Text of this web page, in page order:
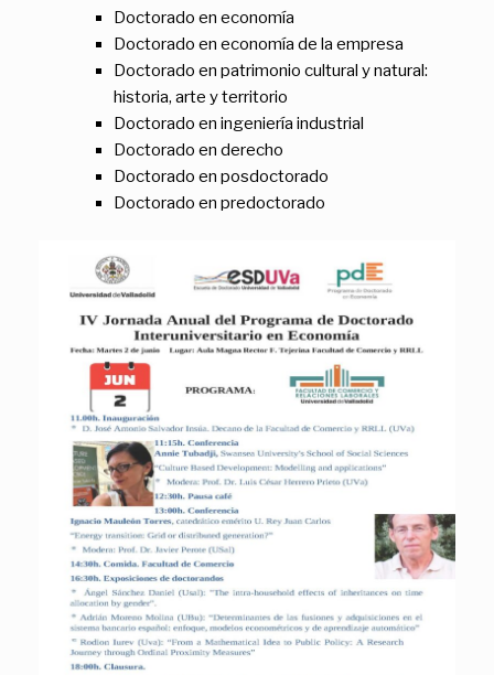
Doctorado en economía
Doctorado en economía de la empresa
Doctorado en patrimonio cultural y natural:
historia, arte y territorio
Doctorado en ingeniería industrial
Doctorado en derecho
Doctorado en posdoctorado
Doctorado en predoctorado